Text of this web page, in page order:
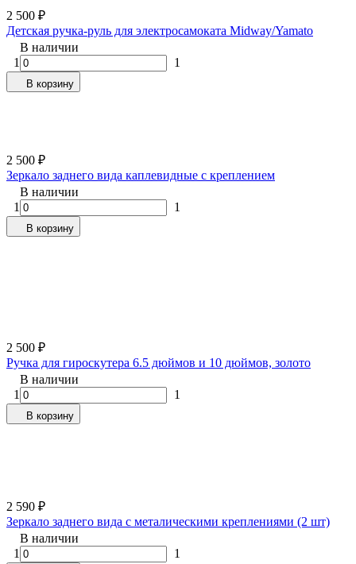
2 500 ₽
Детская ручка-руль для электросамоката Midway/Yamato
В наличии
1
1
В корзину
2 500 ₽
Зеркало заднего вида каплевидные с креплением
В наличии
1
1
В корзину
2 500 ₽
Ручка для гироскутера 6.5 дюймов и 10 дюймов, золото
В наличии
1
1
В корзину
2 590 ₽
Зеркало заднего вида с металическими креплениями (2 шт)
В наличии
1
1